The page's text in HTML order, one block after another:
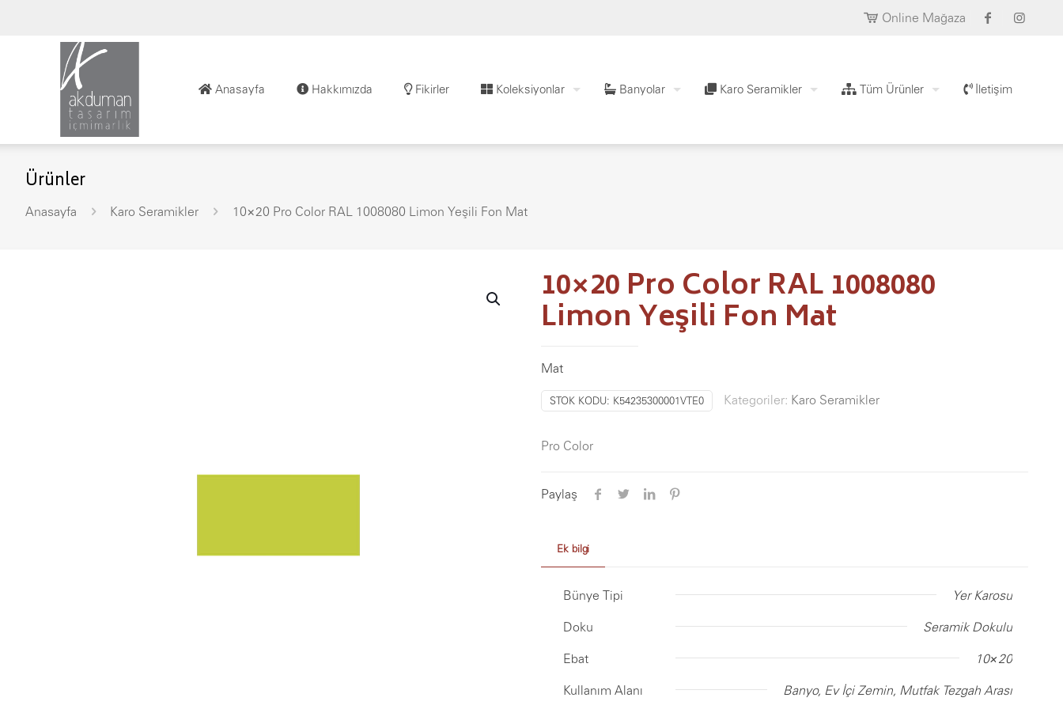
Online Mağaza
Anasayfa Hakkımızda Fikirler Koleksiyonlar Banyolar Karo Seramikler Tüm Ürünler İletişim
Ürünler
Anasayfa Karo Seramikler 10×20 Pro Color RAL 1008080 Limon Yeşili Fon Mat
10×20 Pro Color RAL 1008080
Limon Yeşili Fon Mat
Mat
STOK KODU: K54235300001VTE0 Kategoriler: Karo Seramikler
Pro Color
Paylaş
Ek bilgi
Bünye Tipi Yer Karosu
Doku Seramik Dokulu
Ebat 10×20
Kullanım Alanı Banyo, Ev İçi Zemin, Mutfak Tezgah Arası